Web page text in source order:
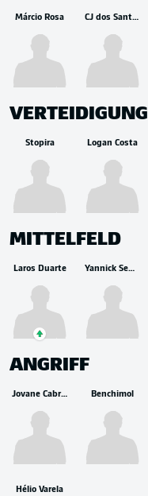
Márcio Rosa CJ dos Santos
VERTEIDIGUNG
Stopira Logan Costa
MITTELFELD
Laros Duarte Yannick Semedo
ANGRIFF
Jovane Cabral Benchimol
Hélio Varela